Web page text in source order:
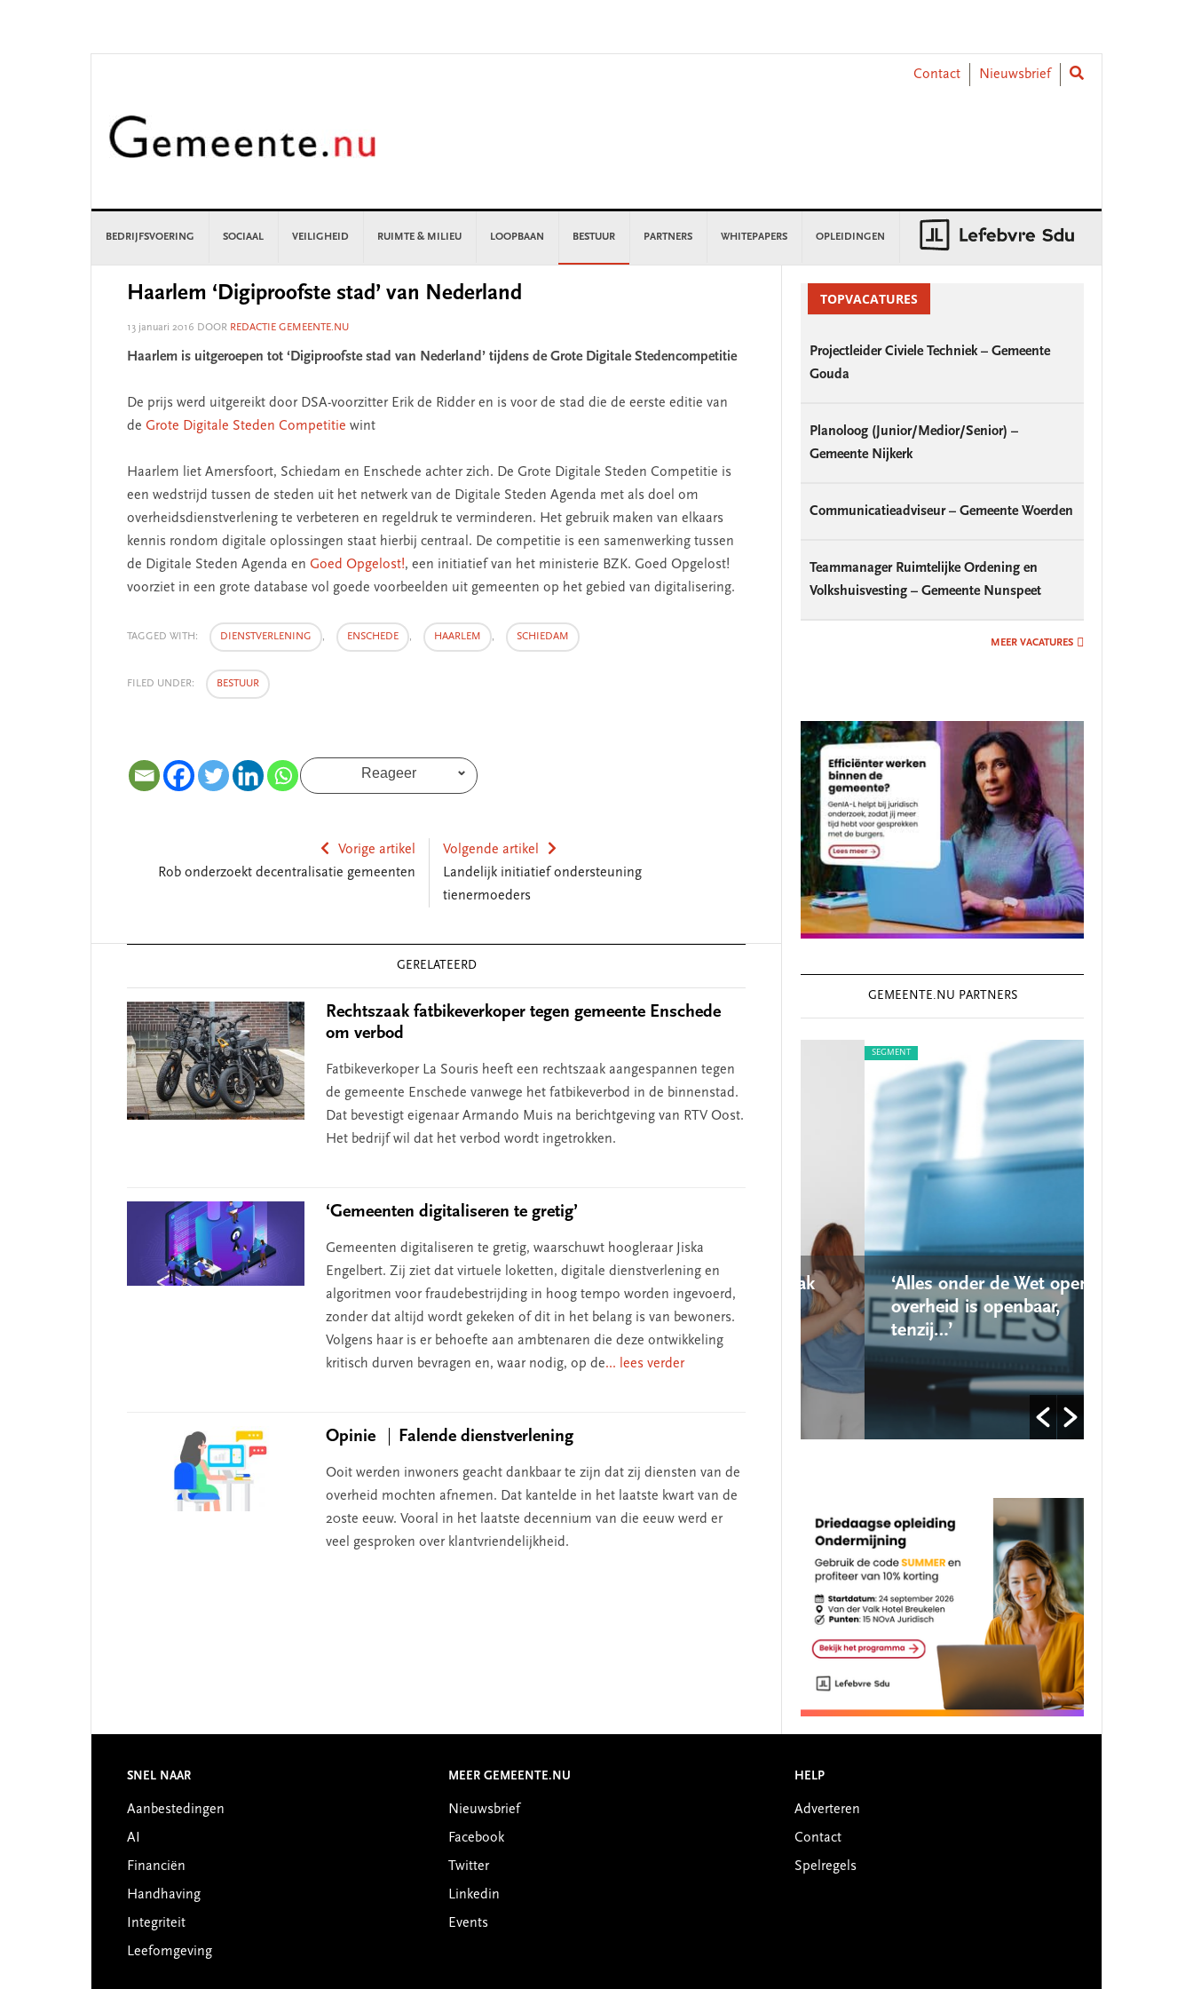
Contact
Nieuwsbrief
BEDRIJFSVOERING SOCIAAL VEILIGHEID RUIMTE & MILIEU LOOPBAAN BESTUUR PARTNERS WHITEPAPERS OPLEIDINGEN
Haarlem ‘Digiproofste stad’ van Nederland
13 januari 2016 DOOR REDACTIE GEMEENTE.NU
Haarlem is uitgeroepen tot ‘Digiproofste stad van Nederland’ tijdens de Grote Digitale Stedencompetitie
De prijs werd uitgereikt door DSA-voorzitter Erik de Ridder en is voor de stad die de eerste editie van
de Grote Digitale Steden Competitie wint
Haarlem liet Amersfoort, Schiedam en Enschede achter zich. De Grote Digitale Steden Competitie is
een wedstrijd tussen de steden uit het netwerk van de Digitale Steden Agenda met als doel om
overheidsdienstverlening te verbeteren en regeldruk te verminderen. Het gebruik maken van elkaars
kennis rondom digitale oplossingen staat hierbij centraal. De competitie is een samenwerking tussen
de Digitale Steden Agenda en Goed Opgelost!, een initiatief van het ministerie BZK. Goed Opgelost!
voorziet in een grote database vol goede voorbeelden uit gemeenten op het gebied van digitalisering.
TAGGED WITH: DIENSTVERLENING , ENSCHEDE , HAARLEM , SCHIEDAM
FILED UNDER: BESTUUR
Reageer
Vorige artikel
Rob onderzoekt decentralisatie gemeenten
Volgende artikel
Landelijk initiatief ondersteuning
tienermoeders
GERELATEERD
Rechtszaak fatbikeverkoper tegen gemeente Enschede
om verbod
Fatbikeverkoper La Souris heeft een rechtszaak aangespannen tegen
de gemeente Enschede vanwege het fatbikeverbod in de binnenstad.
Dat bevestigt eigenaar Armando Muis na berichtgeving van RTV Oost.
Het bedrijf wil dat het verbod wordt ingetrokken.
‘Gemeenten digitaliseren te gretig’
Gemeenten digitaliseren te gretig, waarschuwt hoogleraar Jiska
Engelbert. Zij ziet dat virtuele loketten, digitale dienstverlening en
algoritmen voor fraudebestrijding in hoog tempo worden ingevoerd,
zonder dat altijd wordt gekeken of dit in het belang is van bewoners.
Volgens haar is er behoefte aan ambtenaren die deze ontwikkeling
kritisch durven bevragen en, waar nodig, op de... lees verder
Opinie Falende dienstverlening
Ooit werden inwoners geacht dankbaar te zijn dat zij diensten van de
overheid mochten afnemen. Dat kantelde in het laatste kwart van de
20ste eeuw. Vooral in het laatste decennium van die eeuw werd er
veel gesproken over klantvriendelijkheid.
SidebarTOPVACATURES
Projectleider Civiele Techniek – Gemeente
Gouda
Planoloog (Junior/Medior/Senior) –
Gemeente Nijkerk
Communicatieadviseur – Gemeente Woerden
Teammanager Ruimtelijke Ordening en
Volkshuisvesting – Gemeente Nunspeet
MEER VACATURES
GEMEENTE.NU PARTNERS
missie van Segment
SEGMENT
‘Persoonlijk leiderschap
begint bij zelfkennis’
‘Met een integrale aanpak
kun je de jeugd beter
helpen’
‘Alles onder de Wet open
overheid is openbaar,
tenzij…’
Footer
SNEL NAAR
Aanbestedingen
AI
Financiën
Handhaving
Integriteit
Leefomgeving
MEER GEMEENTE.NU
Nieuwsbrief
Facebook
Twitter
Linkedin
Events
HELP
Adverteren
Contact
Spelregels